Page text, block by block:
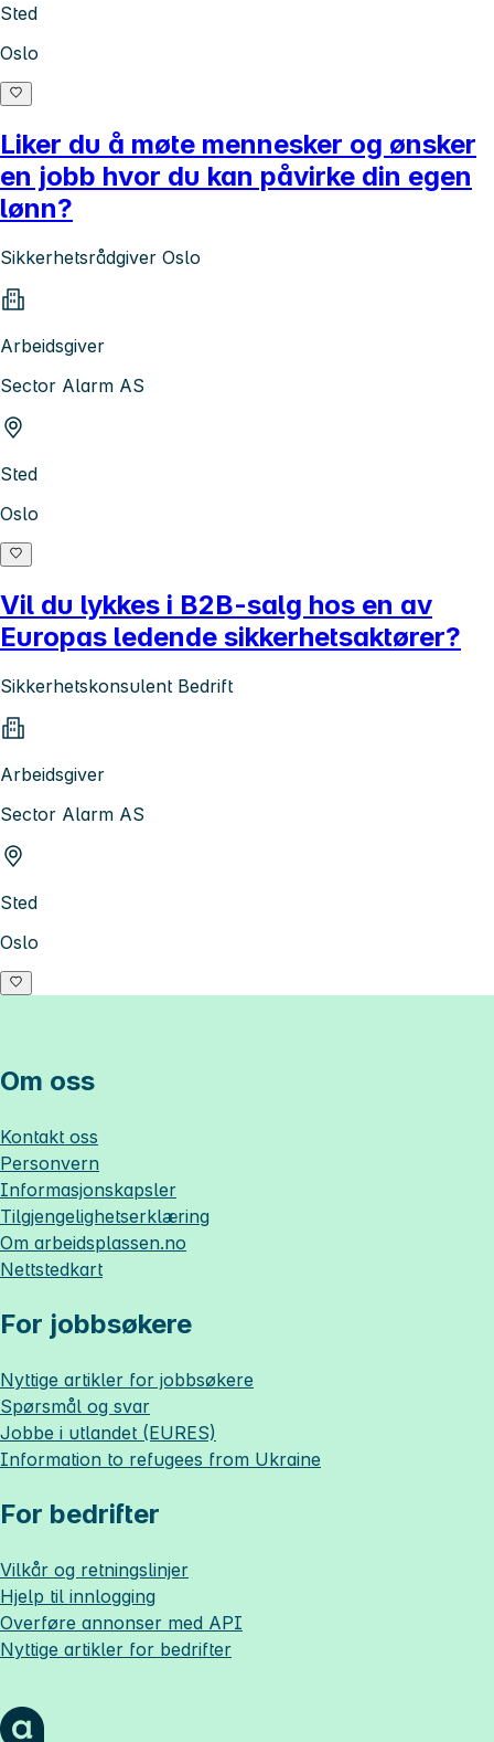
Sted
Oslo
Liker du å møte mennesker og ønsker
en jobb hvor du kan påvirke din egen
lønn?
Sikkerhetsrådgiver Oslo
Arbeidsgiver
Sector Alarm AS
Sted
Oslo
Vil du lykkes i B2B-salg hos en av
Europas ledende sikkerhetsaktører?
Sikkerhetskonsulent Bedrift
Arbeidsgiver
Sector Alarm AS
Sted
Oslo
Om oss
Kontakt oss
Personvern
Informasjonskapsler
Tilgjengelighetserklæring
Om arbeidsplassen.no
Nettstedkart
For jobbsøkere
Nyttige artikler for jobbsøkere
Spørsmål og svar
Jobbe i utlandet (EURES)
Information to refugees from Ukraine
For bedrifter
Vilkår og retningslinjer
Hjelp til innlogging
Overføre annonser med API
Nyttige artikler for bedrifter